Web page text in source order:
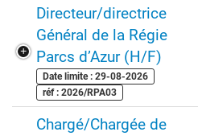
Directeur/directrice
Général de la Régie
Parcs d’Azur (H/F)
Date limite : 29-08-2026
réf : 2026/RPA03
Chargé/Chargée de